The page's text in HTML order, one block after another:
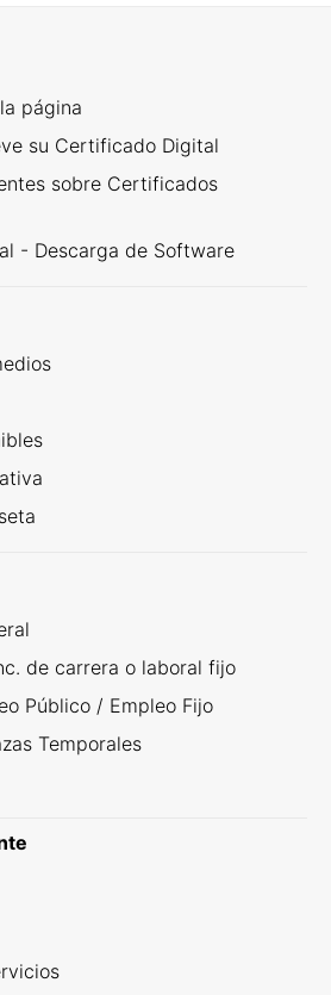
página
su Certificado Digital
sobre Certificados
- Descarga de Software
de carrera o laboral fijo
Público / Empleo Fijo
Temporales